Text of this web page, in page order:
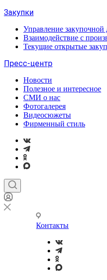
Закупки
Управление закупочной
Взаимодействие с
Текущие открытые
Пресс-центр
Новости
Полезное и интересное
СМИ о нас
Фотогалерея
Видеосюжеты
Фирменный стиль
Контакты